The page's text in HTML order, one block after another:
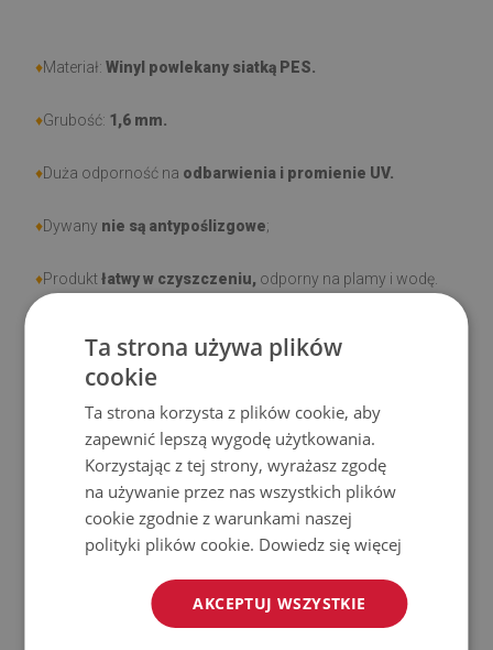
♦Materiał: Winyl powlekany siatką PES.
♦Grubość: 1,6 mm.
♦Duża odporność na odbarwienia i promienie UV.
♦Dywany nie są antypoślizgowe;
♦Produktłatwy w czyszczeniu, odporny na plamy i wodę.
użytkowaniu wynikające z upływu czasu (np. przetarcia) nie
Jak dbać o produkt?
Czyść wilgotną szmatką — nie używaj silnych środków
chemicznych.
Regularnie wietrz dolną warstwę dywanu.
Ta strona używa plików
cookie
Ta strona korzysta z plików cookie, aby
zapewnić lepszą wygodę użytkowania.
Korzystając z tej strony, wyrażasz zgodę
na używanie przez nas wszystkich plików
cookie zgodnie z warunkami naszej
polityki plików cookie. Dowiedz się więcej
AKCEPTUJ WSZYSTKIE